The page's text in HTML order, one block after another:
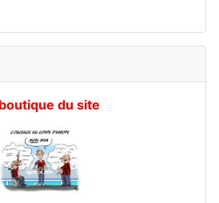
du site